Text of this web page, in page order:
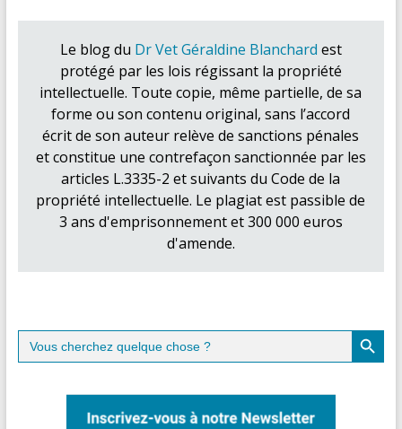
Le blog du Dr Vet Géraldine Blanchard est
protégé par les lois régissant la propriété
intellectuelle. Toute copie, même partielle, de sa
forme ou son contenu original, sans l’accord
écrit de son auteur relève de sanctions pénales
et constitue une contrefaçon sanctionnée par les
articles L.3335-2 et suivants du Code de la
propriété intellectuelle. Le plagiat est passible de
3 ans d'emprisonnement et 300 000 euros
d'amende.
Search
for:
Search Button